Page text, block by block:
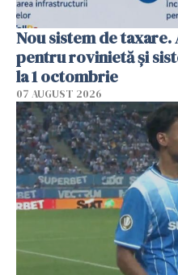
Nou sistem de
pentru rovinietă şi
la 1 octombrie
07 AUGUST 2026